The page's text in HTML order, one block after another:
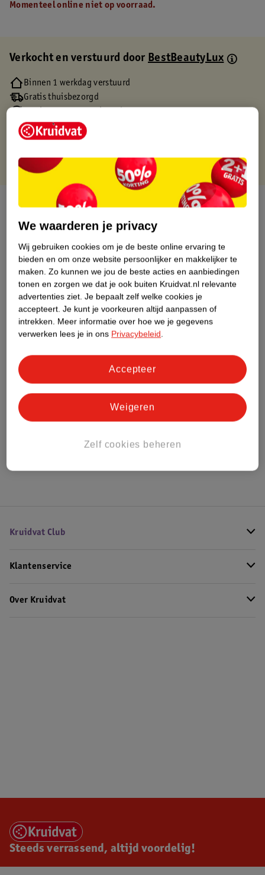
Momenteel online niet op voorraad.
Verkocht en verstuurd doorBestBeautyLux
Binnen 1 werkdag verstuurd
Gratis thuisbezorgd
Gratis punten met je Kruidvat kaart
Over dit product
Productinformatie
Nature Impact Score
Dit product heeft (nog) geen Nature
Impact Score.
Meer informatie
Bestel & Bezorginformatie
Bekijk ook
Kruidvat Club
Klantenservice
Over Kruidvat
Steeds verrassend, altijd voordelig!
We waarderen je privacy
Wij gebruiken cookies om je de beste online ervaring te
bieden en om onze website persoonlijker en makkelijker te
maken. Zo kunnen we jou de beste acties en aanbiedingen
tonen en zorgen we dat je ook buiten Kruidvat.nl relevante
advertenties ziet. Je bepaalt zelf welke cookies je
accepteert. Je kunt je voorkeuren altijd aanpassen of
intrekken. Meer informatie over hoe we je gegevens
verwerken lees je in ons Privacybeleid.
Zelf cookies beheren
Weigeren
Accepteer